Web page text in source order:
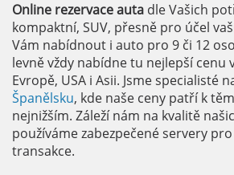
Online rezervace auta dle Vašich
kompaktní, SUV, přesně pro účel
Vám nabídnout i auto pro 9 či 12
levně vždy nabídne tu nejlepší cenu
Evropě, USA i Asii. Jsme specialisté
Španělsku, kde naše ceny patří k
nejnižším. Záleží nám na kvalitě
používáme zabezpečené servery
transakce.